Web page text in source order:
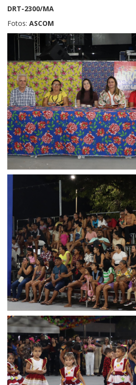
DRT-2300/MA
Fotos: ASCOM